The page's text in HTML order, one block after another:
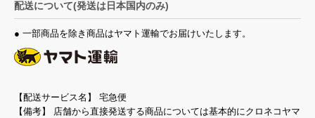
配送について(発送は日本国内のみ)
● 一部商品を除き商品はヤマト運輸でお届けいたします。
【配送サービス名】 宅急便
【備考】 店舗から直接発送する商品については基本的にクロネコヤマ